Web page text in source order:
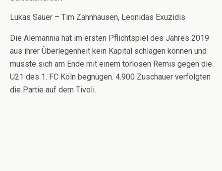
Lukas Sauer – Tim Zahnhausen, Leonidas Exuzidis
Die Alemannia hat im ersten Pflichtspiel des Jahres 2019
aus ihrer Überlegenheit kein Kapital schlagen können und
musste sich am Ende mit einem torlosen Remis gegen die
U21 des 1. FC Köln begnügen. 4.900 Zuschauer verfolgten
die Partie auf dem Tivoli.